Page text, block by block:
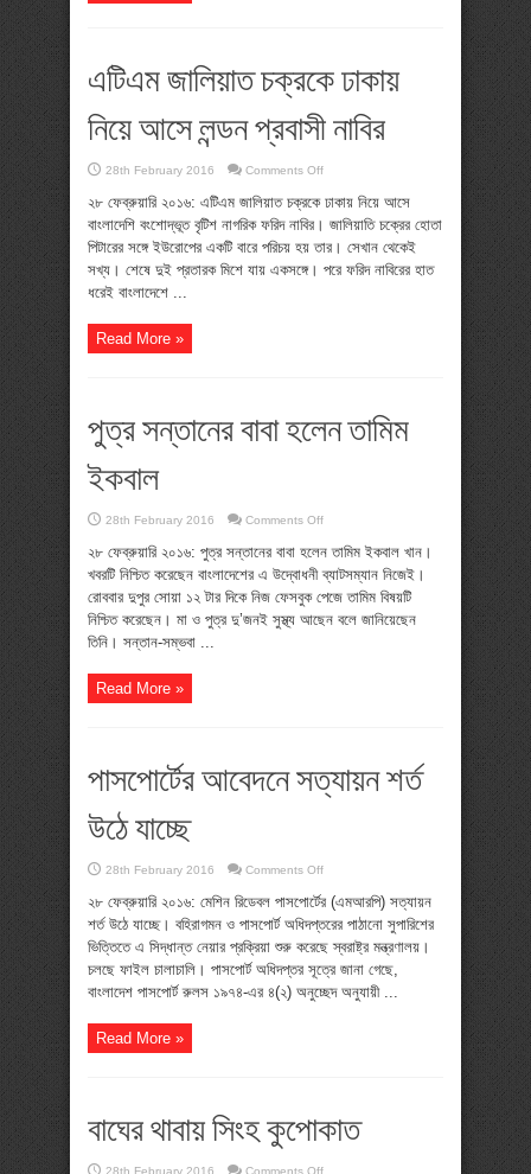
এটিএম জালিয়াত চক্রকে ঢাকায়
নিয়ে আসে লন্ডন প্রবাসী নাবির
28th February 2016 Comments Offon
জালিয়াত
চক্রকে
ঢাকায়
আসে
লন্ডন
২৮ ফেব্রুয়ারি ২০১৬: এটিএম জালিয়াত চক্রকে ঢাকায় নিয়ে আসে
বাংলাদেশি বংশোদ্ভূত বৃটিশ নাগরিক ফরিদ নাবির। জালিয়াতি চক্রের হোতা
পিটারের সঙ্গে ইউরোপের একটি বারে পরিচয় হয় তার। সেখান থেকেই
সখ্য। শেষে দুই প্রতারক মিশে যায় একসঙ্গে। পরে ফরিদ নাবিরের হাত
ধরেই বাংলাদেশে ...
Read More »
পুত্র সন্তানের বাবা হলেন তামিম
ইকবাল
28th February 2016 Comments Offon
সন্তানের
বাবা
হলেন
ইকবাল
২৮ ফেব্রুয়ারি ২০১৬: পুত্র সন্তানের বাবা হলেন তামিম ইকবাল খান।
খবরটি নিশ্চিত করেছেন বাংলাদেশের এ উদ্বোধনী ব্যাটসম্যান নিজেই।
রোববার দুপুর সোয়া ১২ টার দিকে নিজ ফেসবুক পেজে তামিম বিষয়টি
নিশ্চিত করেছেন। মা ও পুত্র দু’জনই সুস্থ্য আছেন বলে জানিয়েছেন
তিনি। সন্তান-সম্ভবা ...
Read More »
পাসপোর্টের আবেদনে সত্যায়ন শর্ত
উঠে যাচ্ছে
28th February 2016 Comments Offon
আবেদনে
সত্যায়ন
শর্ত
যাচ্ছে
২৮ ফেব্রুয়ারি ২০১৬: মেশিন রিডেবল পাসপোর্টের (এমআরপি) সত্যায়ন
শর্ত উঠে যাচ্ছে। বহিরাগমন ও পাসপোর্ট অধিদপ্তরের পাঠানো সুপারিশের
ভিত্তিতে এ সিদ্ধান্ত নেয়ার প্রক্রিয়া শুরু করেছে স্বরাষ্ট্র মন্ত্রণালয়।
চলছে ফাইল চালাচালি। পাসপোর্ট অধিদপ্তর সূত্রে জানা গেছে,
বাংলাদেশ পাসপোর্ট রুলস ১৯৭৪-এর ৪(২) অনুচ্ছেদ অনুযায়ী ...
Read More »
বাঘের থাবায় সিংহ কুপোকাত
28th February 2016 Comments Offon